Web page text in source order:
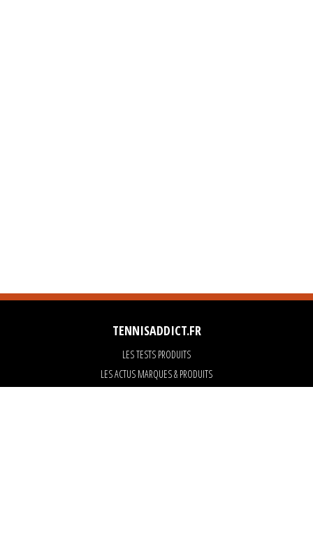
TENNISADDICT.FR
LES TESTS PRODUITS
LES ACTUS MARQUES & PRODUITS